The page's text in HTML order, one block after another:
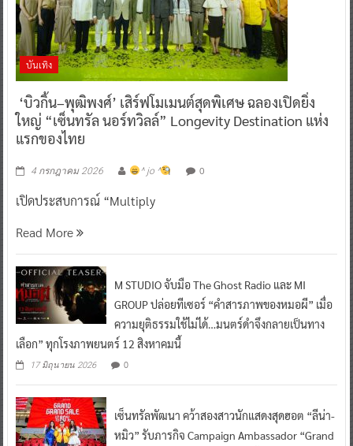
บันเทิง
‘บิวกิ้น–พุฒิพงศ์’ เสิร์ฟโมเมนต์สุดพิเศษ ฉลองเปิดยิ่ง
ใหญ่ “เซ็นทรัล นอร์ทวิลล์” Longevity Destination แห่ง
แรกของไทย
4 กรกฎาคม 2026 ^ jo ^ 0
เปิดประสบการณ์ “Multiply
Read More
M STUDIO จับมือ The Ghost Radio และ MI
GROUP ปล่อยทีเซอร์ “คำสารภาพของหมอผี” เมื่อ
ความยุติธรรมใช้ไม่ได้…มนตร์ดำจึงกลายเป็นทาง
เลือก” ทุกโรงภาพยนตร์ 12 สิงหาคมนี้
17 มิถุนายน 2026 0
เซ็นทรัลพัฒนา คว้าสองสาวนักแสดงสุดฮอต “ลีน่า-
หมิว” รับภารกิจ Campaign Ambassador “Grand